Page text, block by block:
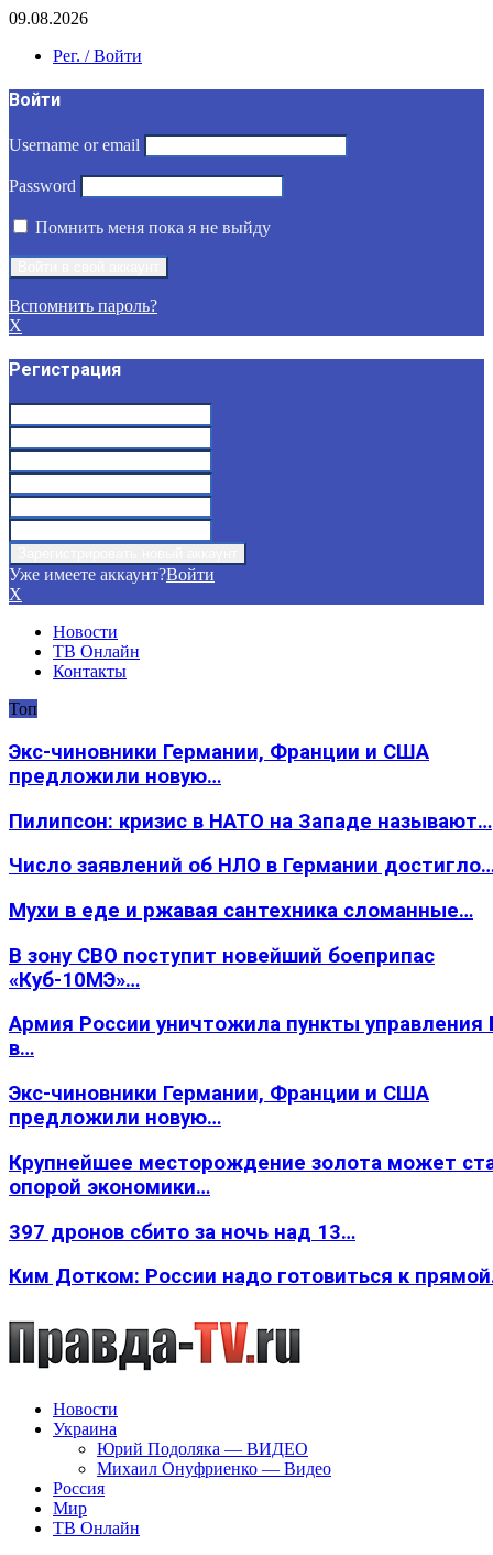
09.08.2026
Рег. / Войти
Войти
Username or email
Password
Помнить меня пока я не выйду
Вспомнить пароль?
X
Регистрация
Уже имеете аккаунт?Войти
X
Новости
ТВ Онлайн
Контакты
Топ
Экс-чиновники Германии, Франции и США
предложили новую…
Пилипсон: кризис в НАТО на Западе называют…
Число заявлений об НЛО в Германии
Мухи в еде и ржавая сантехника сломанные…
В зону СВО поступит новейший боеприпас
«Куб-10МЭ»…
Армия России уничтожила пункты
в…
Экс-чиновники Германии, Франции и США
предложили новую…
Крупнейшее месторождение золота может
опорой экономики…
397 дронов сбито за ночь над 13…
Ким Дотком: России надо готовиться к
Новости
Украина
Юрий Подоляка — ВИДЕО
Михаил Онуфриенко — Видео
Россия
Мир
ТВ Онлайн